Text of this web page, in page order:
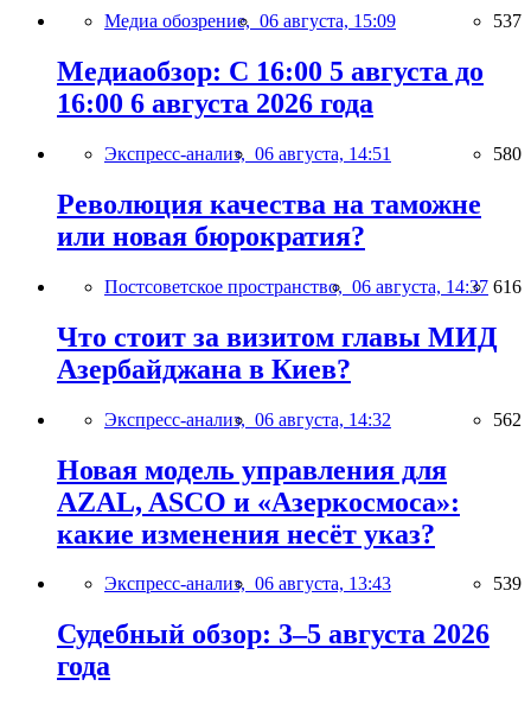
Медиа обозрение, 06 августа, 15:09 537
Медиаобзор: С 16:00 5 августа до
16:00 6 августа 2026 года
Экспресс-анализ, 06 августа, 14:51 580
Революция качества на таможне
или новая бюрократия?
Постсоветское пространство, 06 августа, 14:37 616
Что стоит за визитом главы МИД
Азербайджана в Киев?
Экспресс-анализ, 06 августа, 14:32 562
Новая модель управления для
AZAL, ASCO и «Азеркосмоса»:
какие изменения несёт указ?
Экспресс-анализ, 06 августа, 13:43 539
Судебный обзор: 3–5 августа 2026
года